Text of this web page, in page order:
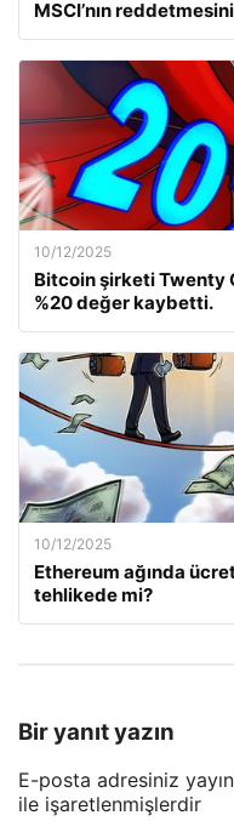
MSCI’nın
10/12/2025
Bitcoin şirketi Twenty
%20 değer kaybetti.
10/12/2025
Ethereum ağında
tehlikede mi?
Bir yanıt yazın
E-posta adresiniz
ile işaretlenmişlerdir